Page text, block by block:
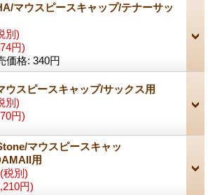
マウスピースキャップ/テナーサッ
別)
円)
価格: 340円
ウスピースキャップ/サックス用
別)
円)
マウスピースキャッ
用
(税別)
円)